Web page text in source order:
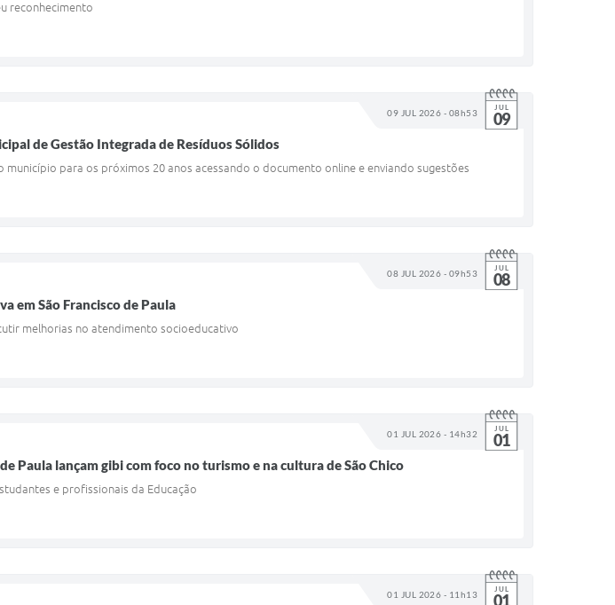
reconhecimento
09 JUL 2026 - 08h53 JUL
09
de Gestão Integrada de Resíduos Sólidos
para os próximos 20 anos acessando o documento online e enviando sugestões
08 JUL 2026 - 09h53 JUL
08
em São Francisco de Paula
melhorias no atendimento socioeducativo
01 JUL 2026 - 14h32 JUL
01
Paula lançam gibi com foco no turismo e na cultura de São Chico
e profissionais da Educação
01 JUL 2026 - 11h13 JUL
01